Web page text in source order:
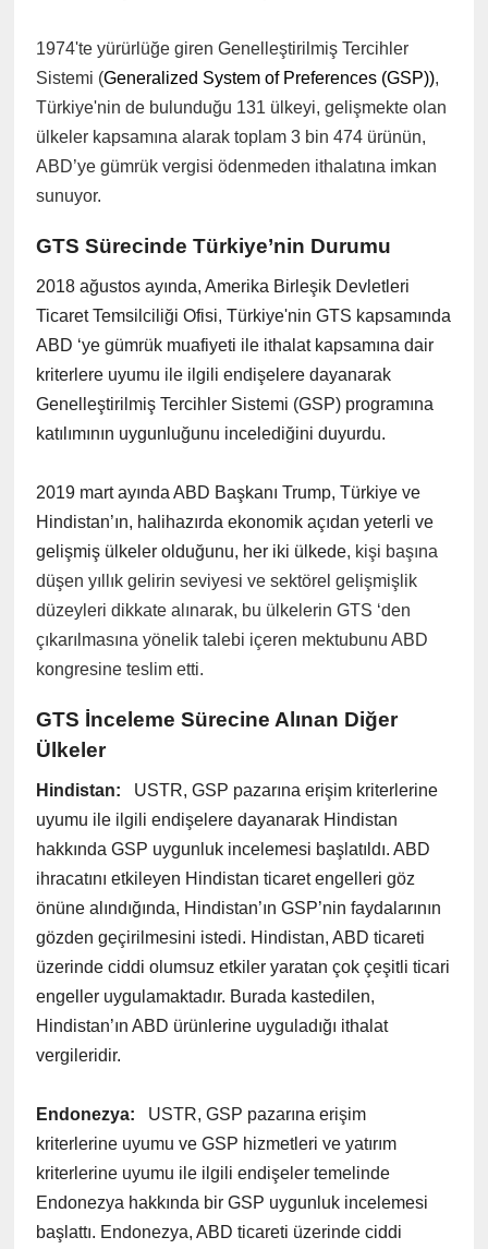
1974'te yürürlüğe giren Genelleştirilmiş Tercihler
Sistemi (Generalized System of Preferences (GSP)),
Türkiye'nin de bulunduğu 131 ülkeyi, gelişmekte olan
ülkeler kapsamına alarak toplam 3 bin 474 ürünün,
ABD’ye gümrük vergisi ödenmeden ithalatına imkan
sunuyor.
GTS Sürecinde Türkiye’nin Durumu
2018 ağustos ayında, Amerika Birleşik Devletleri
Ticaret Temsilciliği Ofisi, Türkiye'nin GTS kapsamında
ABD ‘ye gümrük muafiyeti ile ithalat kapsamına dair
kriterlere uyumu ile ilgili endişelere dayanarak
Genelleştirilmiş Tercihler Sistemi (GSP) programına
katılımının uygunluğunu incelediğini duyurdu.
2019 mart ayında ABD Başkanı Trump, Türkiye ve
Hindistan’ın, halihazırda ekonomik açıdan yeterli ve
gelişmiş ülkeler olduğunu, her iki ülkede, kişi başına
düşen yıllık gelirin seviyesi ve sektörel gelişmişlik
düzeyleri dikkate alınarak, bu ülkelerin GTS ‘den
çıkarılmasına yönelik talebi içeren mektubunu ABD
kongresine teslim etti.
GTS İnceleme Sürecine Alınan Diğer
Ülkeler
Hindistan:
USTR, GSP pazarına erişim kriterlerine
uyumu ile ilgili endişelere dayanarak Hindistan
hakkında GSP uygunluk incelemesi başlatıldı. ABD
ihracatını etkileyen Hindistan ticaret engelleri göz
önüne alındığında, Hindistan’ın GSP’nin faydalarının
gözden geçirilmesini istedi. Hindistan, ABD ticareti
üzerinde ciddi olumsuz etkiler yaratan çok çeşitli ticari
engeller uygulamaktadır. Burada kastedilen,
Hindistan’ın ABD ürünlerine uyguladığı ithalat
vergileridir.
Endonezya:
USTR, GSP pazarına erişim
kriterlerine uyumu ve GSP hizmetleri ve yatırım
kriterlerine uyumu ile ilgili endişeler temelinde
Endonezya hakkında bir GSP uygunluk incelemesi
başlattı. Endonezya, ABD ticareti üzerinde ciddi